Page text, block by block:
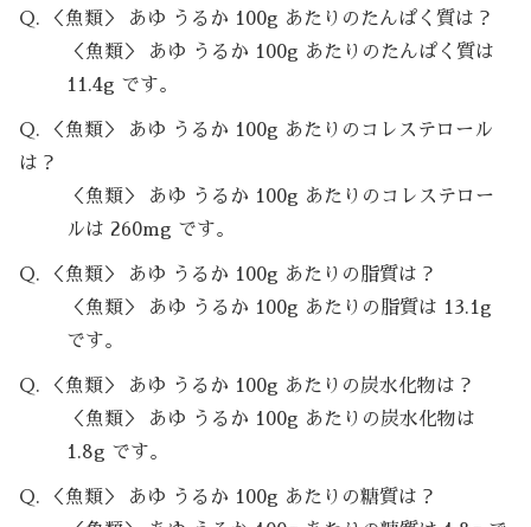
Q. ＜魚類＞ あゆ うるか 100g あたりのたんぱく質は？
＜魚類＞ あゆ うるか 100g あたりのたんぱく質は
11.4g です。
Q. ＜魚類＞ あゆ うるか 100g あたりのコレステロール
は？
＜魚類＞ あゆ うるか 100g あたりのコレステロー
ルは 260mg です。
Q. ＜魚類＞ あゆ うるか 100g あたりの脂質は？
＜魚類＞ あゆ うるか 100g あたりの脂質は 13.1g
です。
Q. ＜魚類＞ あゆ うるか 100g あたりの炭水化物は？
＜魚類＞ あゆ うるか 100g あたりの炭水化物は
1.8g です。
Q. ＜魚類＞ あゆ うるか 100g あたりの糖質は？